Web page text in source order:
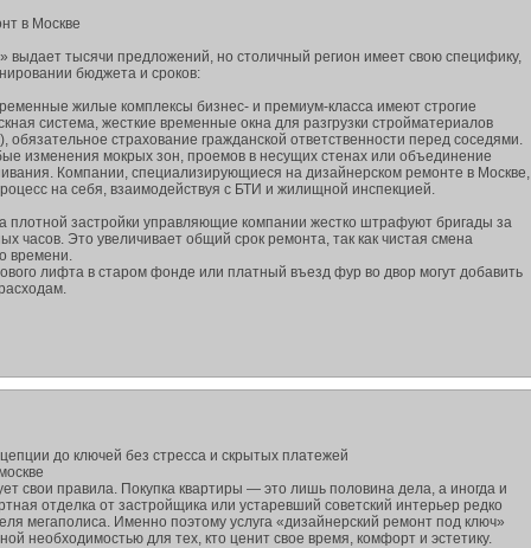
в Москве
выдает тысячи предложений, но столичный регион имеет свою специфику,
бюджета и сроков:
жилые комплексы бизнес- и премиум-класса имеют строгие
система, жесткие временные окна для разгрузки стройматериалов
страхование гражданской ответственности перед соседями.
изменения мокрых зон, проемов в несущих стенах или объединение
Компании, специализирующиеся на дизайнерском ремонте в Москве,
на себя, взаимодействуя с БТИ и жилищной инспекцией.
плотной застройки управляющие компании жестко штрафуют бригады за
часов. Это увеличивает общий срок ремонта, так как чистая смена
времени.
лифта в старом фонде или платный въезд фур во двор могут добавить
до ключей без стресса и скрытых платежей
свои правила. Покупка квартиры — это лишь половина дела, а иногда и
отделка от застройщика или устаревший советский интерьер редко
мегаполиса. Именно поэтому услуга «дизайнерский ремонт под ключ»
необходимостью для тех, кто ценит свое время, комфорт и эстетику.